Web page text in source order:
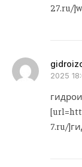
27.ru/
2025
7.ru/